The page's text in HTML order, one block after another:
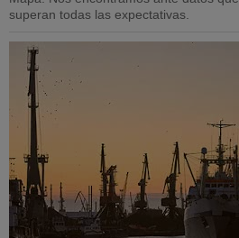
superan todas las expectativas.